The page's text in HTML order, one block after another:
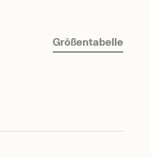
Größentabelle